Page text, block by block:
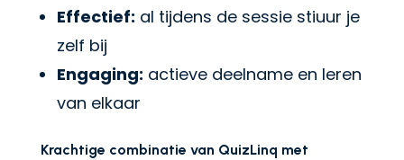
Effectief: al tijdens de sessie stiuur je
zelf bij
Engaging: actieve deelname en leren
van elkaar
Krachtige combinatie van QuizLinq met